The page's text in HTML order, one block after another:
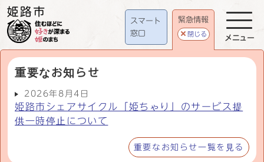
スマート
窓口
緊急情報
閉じる
重要なお知らせ
2026年8月4日
姫路市シェアサイクル「姫ちゃり」のサービス提
供一時停止について
重要なお知らせ一覧を見る
メニュー